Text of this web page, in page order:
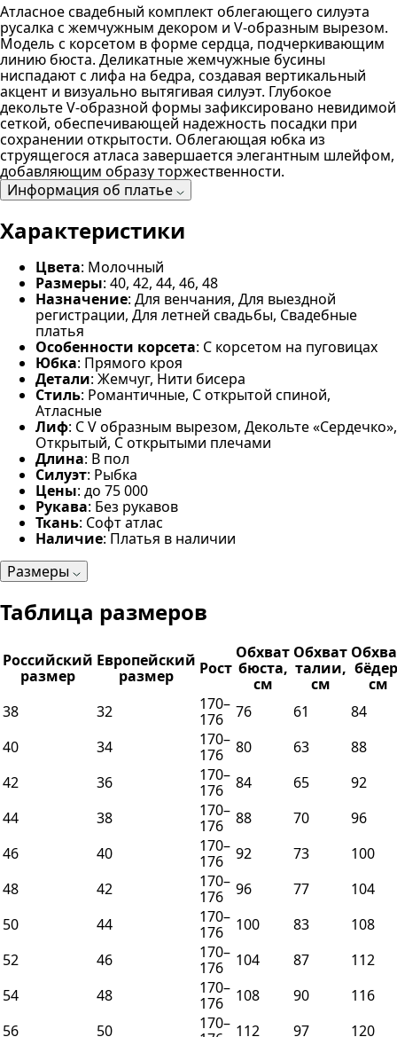
Атласное свадебный комплект облегающего силуэта
русалка с жемчужным декором и V-образным вырезом.
Модель с корсетом в форме сердца, подчеркивающим
линию бюста. Деликатные жемчужные бусины
ниспадают с лифа на бедра, создавая вертикальный
акцент и визуально вытягивая силуэт. Глубокое
декольте V-образной формы зафиксировано невидимой
сеткой, обеспечивающей надежность посадки при
сохранении открытости. Облегающая юбка из
струящегося атласа завершается элегантным шлейфом,
добавляющим образу торжественности.
Информация об платье
Характеристики
Цвета: Молочный
Размеры: 40, 42, 44, 46, 48
Назначение: Для венчания, Для выездной
регистрации, Для летней свадьбы, Свадебные
платья
Особенности корсета: С корсетом на пуговицах
Юбка: Прямого кроя
Детали: Жемчуг, Нити бисера
Стиль: Романтичные, С открытой спиной,
Атласные
Лиф: С V образным вырезом, Декольте «Сердечко»,
Открытый, С открытыми плечами
Длина: В пол
Силуэт: Рыбка
Цены: до 75 000
Рукава: Без рукавов
Ткань: Софт атлас
Наличие: Платья в наличии
Размеры
Таблица размеров
Российский
размер
Европейский
размер
Рост
Обхват
бюста,
см
Обхват
талии,
см
см
38
32
170–
176
76 61
84
40
34
170–
176
80 63
88
42
36
170–
176
84 65
92
44
38
170–
176
88 70
96
46
40
170–
176
92 73
100
48
42
170–
176
96 77
104
50
44
170–
176
100 83
108
52
46
170–
176
104 87
112
54
48
170–
176
108 90
116
56
50
170– 112 97
120